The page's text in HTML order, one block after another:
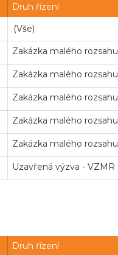
Druh řízení
Zakázka malého rozsahu
Zakázka malého rozsahu
Zakázka malého rozsahu
Zakázka malého rozsahu
Zakázka malého rozsahu
Uzavřená výzva - VZMR
Druh řízení